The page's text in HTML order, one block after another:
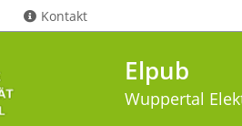
Kontakt
Elpub
Wuppertal